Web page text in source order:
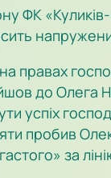
ФК
правах
до Олега
успіх
пробив
за